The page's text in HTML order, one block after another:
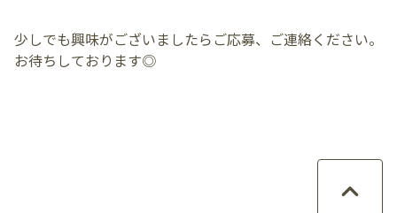
少しでも興味がございましたらご応募、ご連絡ください。
お待ちしております◎